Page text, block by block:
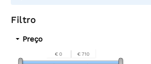
Filtro
Preço
€ 0 € 710